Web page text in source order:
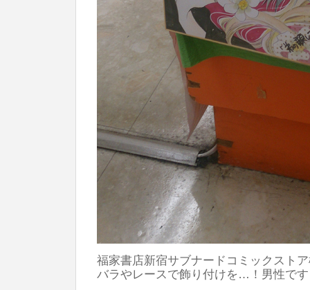
福家書店新宿サブナードコミックスト
バラやレースで飾り付けを…！男性で